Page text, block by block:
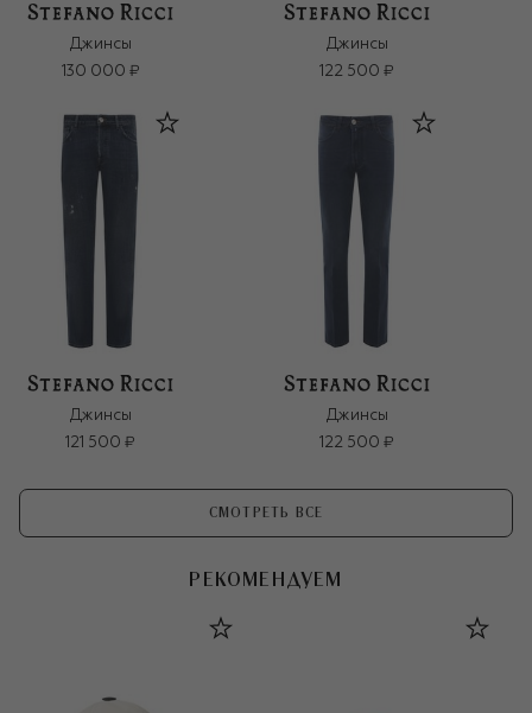
Джинсы
130 000 ₽
Джинсы
122 500 ₽
Джинсы
121 500 ₽
Джинсы
122 500 ₽
СМОТРЕТЬ ВСЕ
РЕКОМЕНДУЕМ